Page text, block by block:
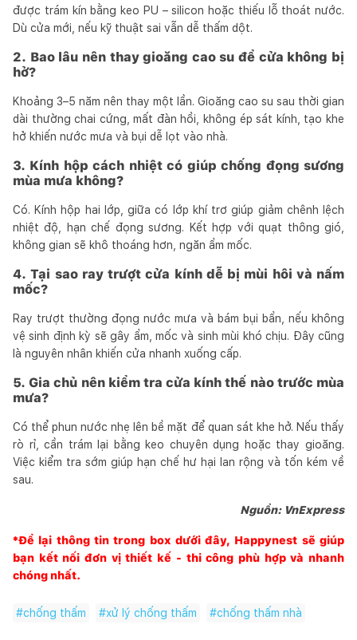
được trám kín bằng keo PU – silicon hoặc thiếu lỗ thoát nước.
Dù cửa mới, nếu kỹ thuật sai vẫn dễ thấm dột.
2. Bao lâu nên thay gioăng cao su để cửa không bị
hở?
Khoảng 3–5 năm nên thay một lần. Gioăng cao su sau thời gian
dài thường chai cứng, mất đàn hồi, không ép sát kính, tạo khe
hở khiến nước mưa và bụi dễ lọt vào nhà.
3. Kính hộp cách nhiệt có giúp chống đọng sương
mùa mưa không?
Có. Kính hộp hai lớp, giữa có lớp khí trơ giúp giảm chênh lệch
nhiệt độ, hạn chế đọng sương. Kết hợp với quạt thông gió,
không gian sẽ khô thoáng hơn, ngăn ẩm mốc.
4. Tại sao ray trượt cửa kính dễ bị mùi hôi và nấm
mốc?
Ray trượt thường đọng nước mưa và bám bụi bẩn, nếu không
vệ sinh định kỳ sẽ gây ẩm, mốc và sinh mùi khó chịu. Đây cũng
là nguyên nhân khiến cửa nhanh xuống cấp.
5. Gia chủ nên kiểm tra cửa kính thế nào trước mùa
mưa?
Có thể phun nước nhẹ lên bề mặt để quan sát khe hở. Nếu thấy
rò rỉ, cần trám lại bằng keo chuyên dụng hoặc thay gioăng.
Việc kiểm tra sớm giúp hạn chế hư hại lan rộng và tốn kém về
sau.
Nguồn: VnExpress
*Để lại thông tin trong box dưới đây, Happynest sẽ giúp
bạn kết nối đơn vị thiết kế - thi công phù hợp và nhanh
chóng nhất.
#chống thấm #xử lý chống thấm #chống thấm nhà